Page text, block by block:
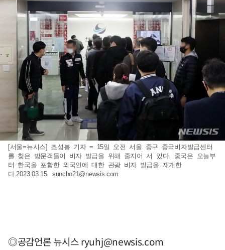
[서울=뉴시스] 조성봉 기자 = 15일 오전 서울 중구 중국비자발급센터
를 찾은 방문객들이 비자 발급을 위해 줄지어 서 있다. 중국은 오늘부
터 한국을 포함한 외국인에 대한 관광 비자 발급을 재개한
다.2023.03.15. suncho21@newsis.com
◎공감언론 뉴시스ryuhj@newsis.com